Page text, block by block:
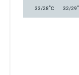
33/28°C 32/29°